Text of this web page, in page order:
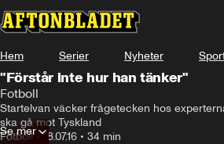
Hem Serier Nyheter
"Förstår inte hur han tänker"
Fotboll
Startelvan väcker frågetecken hos
ska gå mot Tyskland
Fotboll•18.07.16 • 34 min
Se mer